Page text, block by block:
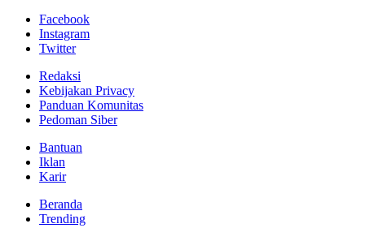
Facebook
Instagram
Twitter
Redaksi
Kebijakan Privacy
Panduan Komunitas
Pedoman Siber
Bantuan
Iklan
Karir
Beranda
Trending